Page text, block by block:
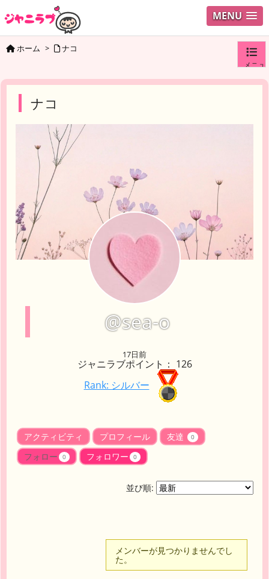
MENU
メニュ
ホーム > ナコ
ナコ
@sea-o
17日前
ジャニラブポイント： 126
Rank: シルバー
アクティビティ プロフィール 友達 0
フォロー 0 フォロワー 0
並び順:
メンバーが見つかりませんでし
た。